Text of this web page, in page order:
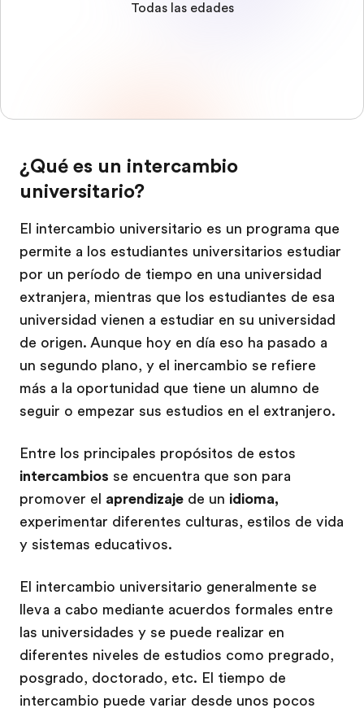
Todas las edades
¿Qué es un intercambio
universitario?
El intercambio universitario es un programa que
permite a los estudiantes universitarios estudiar
por un período de tiempo en una universidad
extranjera, mientras que los estudiantes de esa
universidad vienen a estudiar en su universidad
de origen. Aunque hoy en día eso ha pasado a
un segundo plano, y el inercambio se refiere
más a la oportunidad que tiene un alumno de
seguir o empezar sus estudios en el extranjero.
Entre los principales propósitos de estos
intercambios se encuentra que son para
promover el aprendizaje de un idioma,
experimentar diferentes culturas, estilos de vida
y sistemas educativos.
El intercambio universitario generalmente se
lleva a cabo mediante acuerdos formales entre
las universidades y se puede realizar en
diferentes niveles de estudios como pregrado,
posgrado, doctorado, etc. El tiempo de
intercambio puede variar desde unos pocos